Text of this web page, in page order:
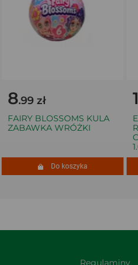
8.99 zł
FAIRY BLOSSOMS KULA
ZABAWKA WRÓŻKI
Do koszyka
Regulaminy